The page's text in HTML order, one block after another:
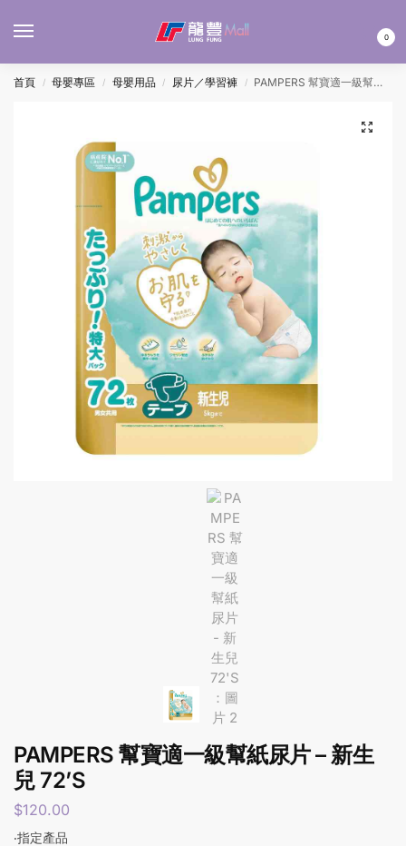
0
首頁 / 母嬰專區 / 母嬰用品 / 尿片／學習褲 / PAMPERS 幫寶適一級幫紙尿片 – 新生兒 72’S
PAMPERS 幫寶適一級幫紙尿片 – 新生
兒 72’S
$120.00
‧指定產品